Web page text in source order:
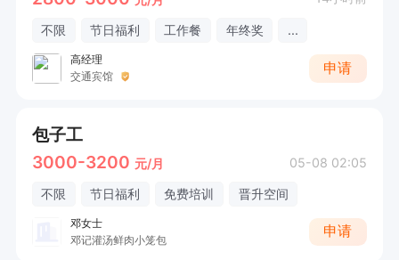
不限 节日福利 工作餐 年终奖 ...
高经理
交通宾馆
申请
包子工
3000-3200 元/月 05-08 02:05
不限 节日福利 免费培训 晋升空间
邓女士
邓记灌汤鲜肉小笼包
申请